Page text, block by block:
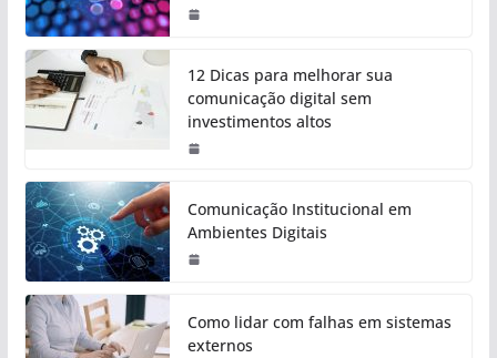
12 Dicas para melhorar sua
comunicação digital sem
investimentos altos
Comunicação Institucional em
Ambientes Digitais
Como lidar com falhas em sistemas
externos